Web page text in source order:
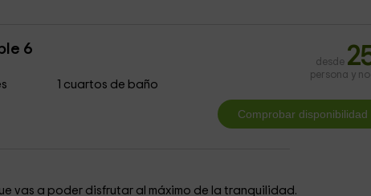
6
1 cuartos de baño
desde
persona y
vas a poder disfrutar al máximo de la tranquilidad.